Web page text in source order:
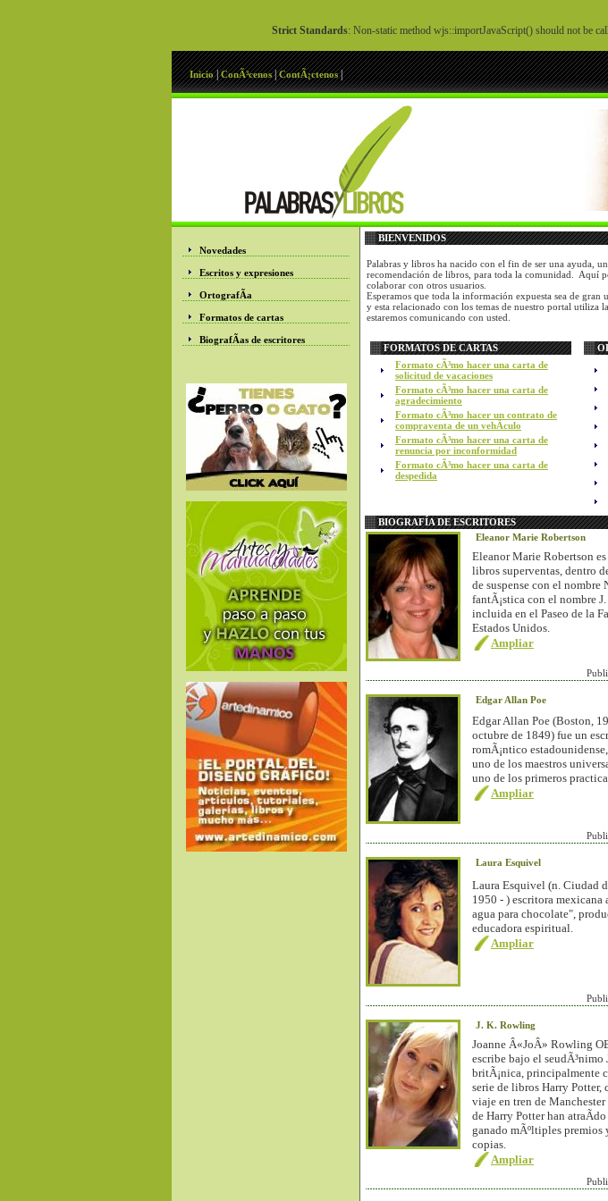
Strict Standards: Non-static method wjs::importJavaScript() should not be
Inicio|ConÃ³cenos|ContÃ¡ctenos|
Novedades
Escritos y expresiones
OrtografÃ­a
Formatos de cartas
BiografÃ­as de escritores
BIENVENIDOS
Palabras y libros ha nacido con el fin de ser una ayuda,
recomendación de libros, para toda la comunidad. Aquí
colaborar con otros usuarios.
Esperamos que toda la información expuesta sea de gran
y esta relacionado con los temas de nuestro portal utiliza
estaremos comunicando con usted.
FORMATOS DE CARTAS
Formato cÃ³mo hacer una carta de
solicitud de vacaciones
Formato cÃ³mo hacer una carta de
agradecimiento
Formato cÃ³mo hacer un contrato de
compraventa de un vehÃ­culo
Formato cÃ³mo hacer una carta de
renuncia por inconformidad
Formato cÃ³mo hacer una carta de
despedida
BIOGRAFÍA DE ESCRITORES
Eleanor Marie Robertson
Eleanor Marie Robertson
libros superventas, dentro
de suspense con el
fantÃ¡stica con el nombre
incluida en el Paseo de la
Estados Unidos.
Ampliar
Edgar Allan Poe
Edgar Allan Poe (Boston,
octubre de 1849) fue un
romÃ¡ntico
uno de los maestros
uno de los primeros
Ampliar
Laura Esquivel
Laura Esquivel (n. Ciudad
1950 - ) escritora mexicana
agua para chocolate",
educadora espiritual.
Ampliar
J. K. Rowling
Joanne Â«JoÂ» Rowling
escribe bajo el
britÃ¡nica, principalmente
serie de libros Harry Potter,
viaje en tren de
de Harry Potter han
ganado mÃºltiples premios
copias.
Ampliar